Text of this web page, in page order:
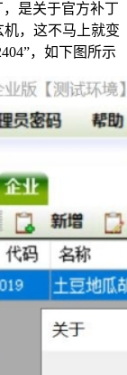
，是关于官方补丁
，这不马上就变
，如下图所示